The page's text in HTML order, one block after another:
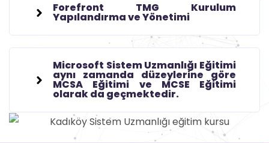
Forefront TMG Kurulum
Yapılandırma ve Yönetimi
Microsoft Sistem Uzmanlığı Eğitimi
aynı zamanda düzeylerine göre
MCSA Eğitimi ve MCSE Eğitimi
olarak da geçmektedir.